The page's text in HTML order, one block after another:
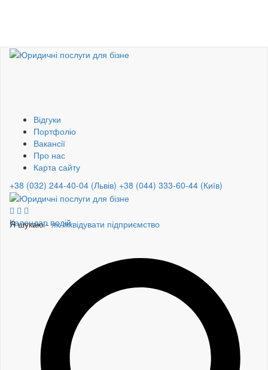
Відгуки
Портфоліо
Вакансії
Про нас
Карта сайту
+38 (032) 244-40-04 (Львів) +38 (044) 333-60-44 (Київ)
Календар подій
Я шукаю -як ліквідувати підприємство